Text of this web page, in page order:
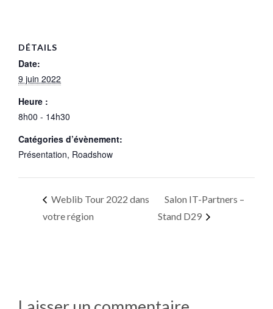
DÉTAILS
Date:
9 juin 2022
Heure :
8h00 - 14h30
Catégories d’évènement:
Présentation, Roadshow
Weblib Tour 2022 dans
votre région
Salon IT-Partners –
Stand D29